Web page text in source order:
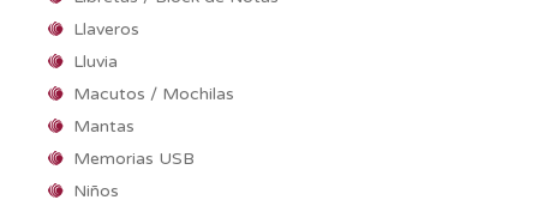
Llaveros
Lluvia
Macutos / Mochilas
Mantas
Memorias USB
Niños